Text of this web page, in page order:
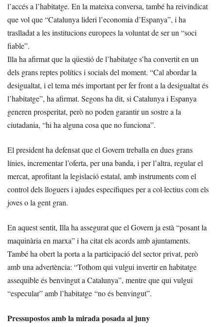
l’accés a l’habitatge. En la mateixa conversa, també ha reivindicat
que vol que “Catalunya lideri l’economia d’Espanya”, i ha
traslladat a les institucions europees la voluntat de ser un “soci
fiable”.
Illa ha afirmat que la qüestió de l’habitatge s’ha convertit en un
dels grans reptes polítics i socials del moment. “Cal abordar la
desigualtat, i el tema més important per fer front a la desigualtat és
l’habitatge”, ha afirmat. Segons ha dit, si Catalunya i Espanya
generen prosperitat, però no poden garantir un sostre a la
ciutadania, “hi ha alguna cosa que no funciona”.
El president ha defensat que el Govern treballa en dues grans
línies, incrementar l’oferta, per una banda, i per l’altra, regular el
mercat, aprofitant la legislació estatal, amb instruments com el
control dels lloguers i ajudes específiques per a col·lectius com els
joves o la gent gran.
En aquest sentit, Illa ha assegurat que el Govern ja està “posant la
maquinària en marxa” i ha citat els acords amb ajuntaments.
També ha obert la porta a la participació del sector privat, però
amb una advertència: “Tothom qui vulgui invertir en habitatge
assequible és benvingut a Catalunya”, mentre que qui vulgui
“especular” amb l’habitatge “no és benvingut”.
Pressupostos amb la mirada posada al juny